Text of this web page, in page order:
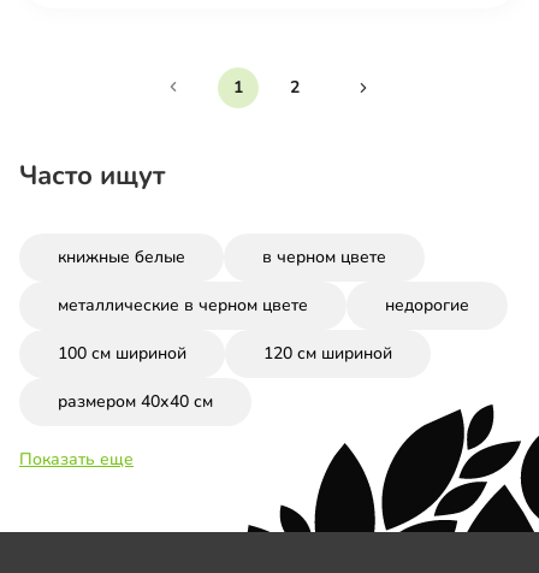
1 2
Часто ищут
книжные белые в черном цвете
металлические в черном цвете недорогие
100 см шириной 120 см шириной
размером 40х40 см
Показать еще